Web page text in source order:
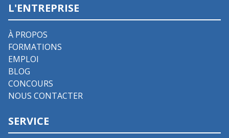
L'ENTREPRISE
À PROPOS
FORMATIONS
EMPLOI
BLOG
CONCOURS
NOUS CONTACTER
SERVICE